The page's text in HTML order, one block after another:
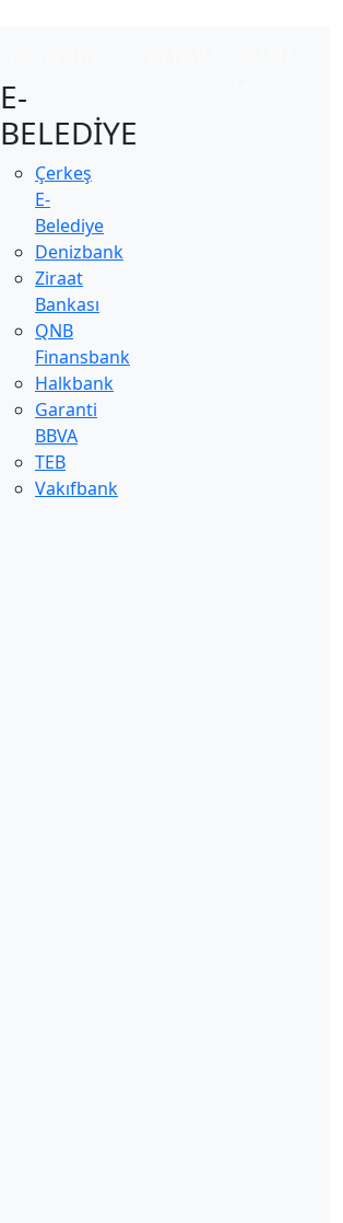
E-
BELEDİYE
Çerkeş
E-
Belediye
Denizbank
Ziraat
Bankası
QNB
Finansbank
Halkbank
Garanti
BBVA
TEB
Vakıfbank